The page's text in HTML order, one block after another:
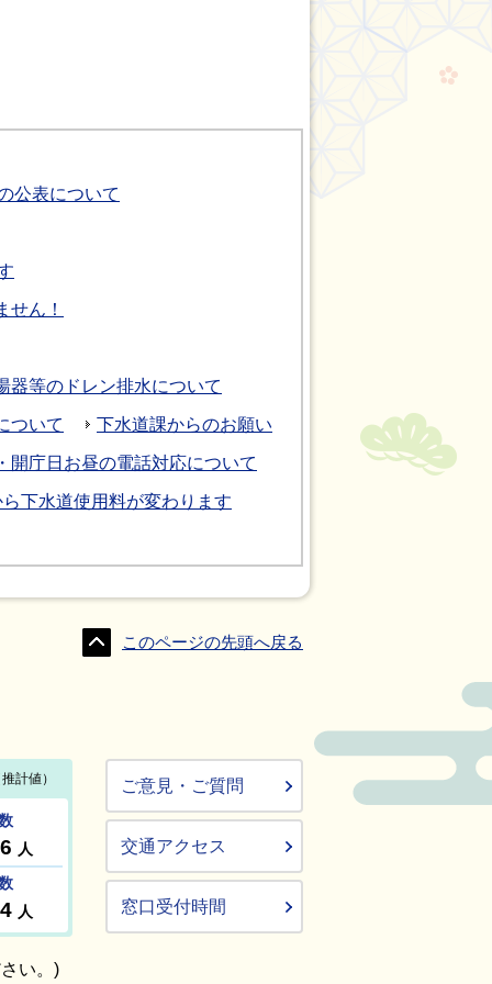
公表について
せん！
器等のドレン排水について
ついて 下水道課からのお願い
庁日お昼の電話対応について
下水道使用料が変わります
このページの先頭へ戻る
い。)
ご意見・ご質問
交通アクセス
窓口受付時間